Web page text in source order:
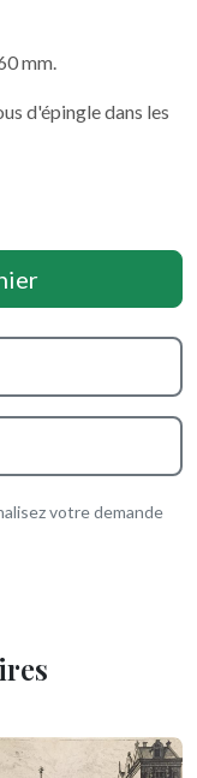
mm.
d'épingle dans les
votre demande